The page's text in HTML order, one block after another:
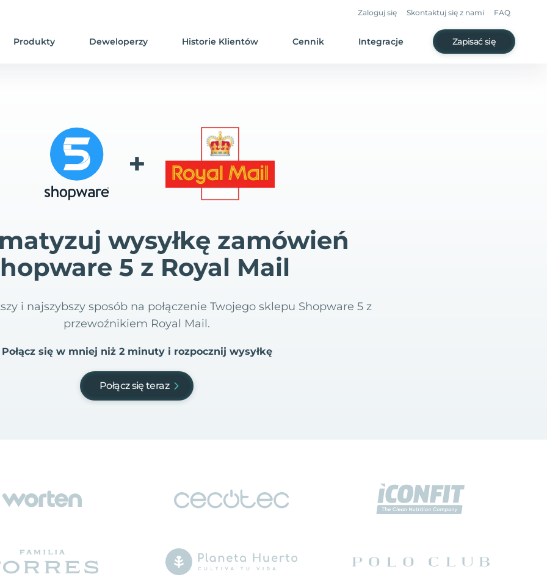
Zaloguj się Skontaktuj się z nami FAQ
Produkty Deweloperzy Historie Klientów Cennik Integracje Zapisać się
+
wysyłkę zamówień
5 z Royal Mail
i najszybszy sposób na połączenie Twojego sklepu Shopware 5 z
przewoźnikiem Royal Mail.
Połącz się w mniej niż 2 minuty i rozpocznij wysyłkę
Połącz się teraz